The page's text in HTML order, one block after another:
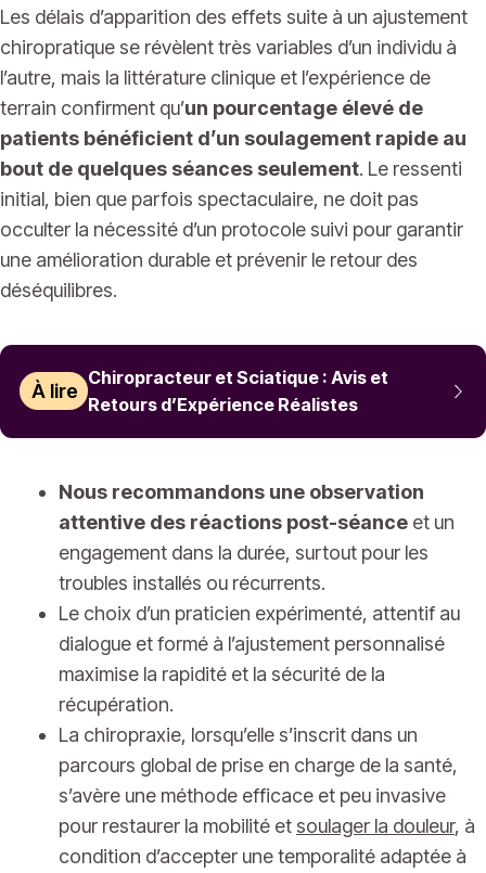
Les délais d’apparition des effets suite à un ajustement
chiropratique se révèlent très variables d’un individu à
l’autre, mais la littérature clinique et l’expérience de
terrain confirment qu’un pourcentage élevé de
patients bénéficient d’un soulagement rapide au
bout de quelques séances seulement. Le ressenti
initial, bien que parfois spectaculaire, ne doit pas
occulter la nécessité d’un protocole suivi pour garantir
une amélioration durable et prévenir le retour des
déséquilibres.
À lire
Chiropracteur et Sciatique : Avis et
Retours d’Expérience Réalistes
Nous recommandons une observation
attentive des réactions post-séance et un
engagement dans la durée, surtout pour les
troubles installés ou récurrents.
Le choix d’un praticien expérimenté, attentif au
dialogue et formé à l’ajustement personnalisé
maximise la rapidité et la sécurité de la
récupération.
La chiropraxie, lorsqu’elle s’inscrit dans un
parcours global de prise en charge de la santé,
s’avère une méthode efficace et peu invasive
pour restaurer la mobilité et soulager la douleur, à
condition d’accepter une temporalité adaptée à